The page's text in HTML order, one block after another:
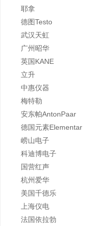
耶拿
德图Testo
武汉天虹
广州昭华
英国KANE
立升
中惠仪器
梅特勒
安东帕AntonPaar
德国元素Elementar
崂山电子
科迪博电子
国营红声
杭州爱华
美国千德乐
上海仪电
法国依拉勃